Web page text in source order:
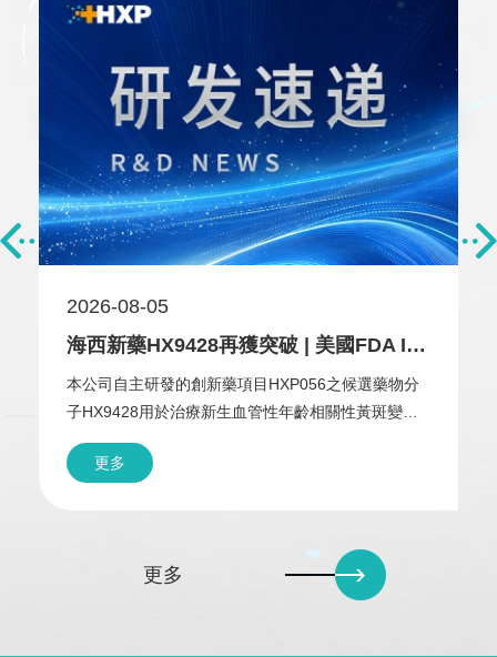
2026-08-05
海西新藥HX9428再獲突破 | 美國FDA IND獲批、中美雙線Ⅱ期臨床同步推進
本公司自主研發的創新藥項目HXP056之候選藥物分
子HX9428用於治療新生血管性年齡相關性黃斑變性
（neovascular age-related macular degeneration，
簡稱「nAMD」，亦稱濕性年齡相關性黃斑變性，
監督管理局（U.S. Food and Drug Administration，
簡稱「FDA」）批准。
更多
更多